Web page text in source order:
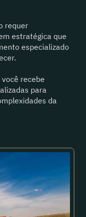
requer
estratégica que
especializado
recebe
para
da